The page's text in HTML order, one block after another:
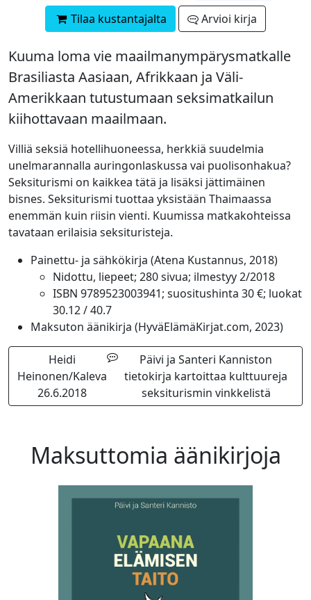
Tilaa kustantajalta Arvioi kirja
Kuuma loma vie maailmanympärysmatkalle
Brasiliasta Aasiaan, Afrikkaan ja Väli-
Amerikkaan tutustumaan seksimatkailun
kiihottavaan maailmaan.
Villiä seksiä hotellihuoneessa, herkkiä suudelmia
unelmarannalla auringonlaskussa vai puolisonhakua?
Seksiturismi on kaikkea tätä ja lisäksi jättimäinen
bisnes. Seksiturismi tuottaa yksistään Thaimaassa
enemmän kuin riisin vienti. Kuumissa matkakohteissa
tavataan erilaisia seksituristeja.
Painettu- ja sähkökirja (Atena Kustannus, 2018)
Nidottu, liepeet; 280 sivua; ilmestyy 2/2018
ISBN 9789523003941; suositushinta 30 €; luokat
30.12 / 40.7
Maksuton äänikirja (HyväElämäKirjat.com, 2023)
Heidi
Heinonen/Kaleva
26.6.2018
Päivi ja Santeri Kanniston
tietokirja kartoittaa kulttuureja
seksiturismin vinkkelistä
Maksuttomia äänikirjoja